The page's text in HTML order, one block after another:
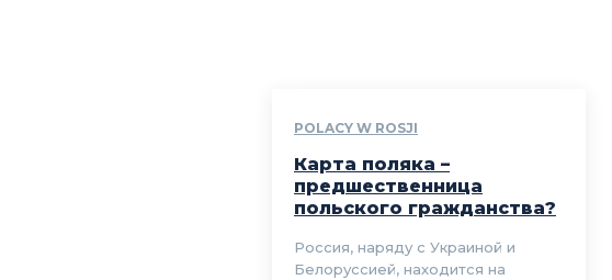
POLACY W ROSJI
Карта поляка –
предшественница
польского гражданства?
Россия, наряду с Украиной и
Белоруссией, находится на